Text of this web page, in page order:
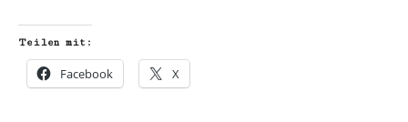
Teilen mit:
Facebook X